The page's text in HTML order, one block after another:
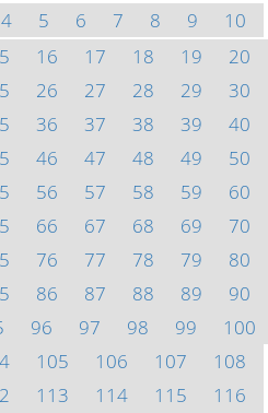
4 5 6 7 8 9
10
16 17 18 19
20
26 27 28 29
30
36 37 38 39
40
46 47 48 49
50
56 57 58 59
60
66 67 68 69
70
76 77 78 79
80
86 87 88 89
90
96 97 98 99
100
105 106 107
108
113 114 115
116